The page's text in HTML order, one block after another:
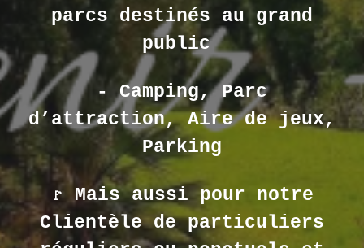
parcs destinés au grand
public
- Camping, Parc
d’attraction, Aire de jeux,
Parking
🚩Mais aussi pour notre
Clientèle de particuliers